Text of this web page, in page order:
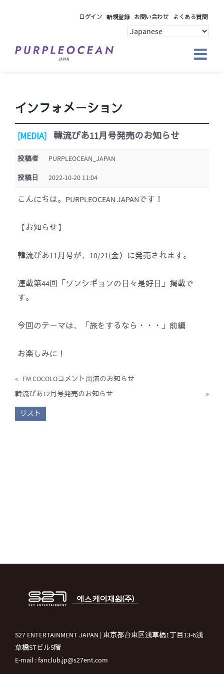
ログイン 新規登録 お問い合わせ よくある質問
インフォメーション
[MEDIA] 韓流ぴあ11月号発売のお知らせ
投稿者 PURPLEOCEAN_JAPAN
投稿日 2022-10-20 11:04
こんにちは。PURPLEOCEAN JAPANです！
【お知らせ】
韓流ぴあ11月号が、10/21(金）に発売されます。
連載第44回「ソンシギョンの日々是好日」掲載で
す。
今回のテーマは、「旅をするなら・・・」前編
お楽しみに！
«
FM COCOLOコメント出演のお知らせ
韓流ぴあ12月号発売のお知らせ
»
リスト
S27 ENTERTAINMENT JAPAN | 東京都台東区浅草橋1丁目13-6浅
草橋STビル5階
E-mail : fanclub.jp@s27ent.com